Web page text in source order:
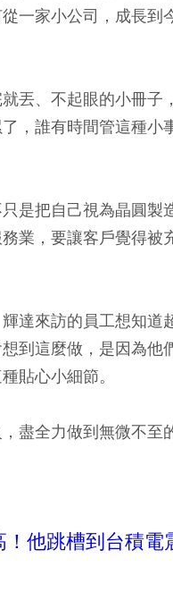
一家小公司，成長到
丟、不起眼的小冊子
，誰有時間管這種小
是把自己視為晶圓製
業，要讓客戶覺得被
達來訪的員工想知道
到這麼做，是因為他
貼心小細節。
盡全力做到無微不至
他跳槽到台積